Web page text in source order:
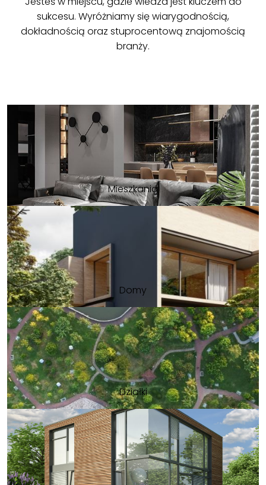
sukcesu. Wyróżniamy się wiarygodnością,
dokładnością oraz stuprocentową znajomością
branży.
Mieszkania
Domy
Działki